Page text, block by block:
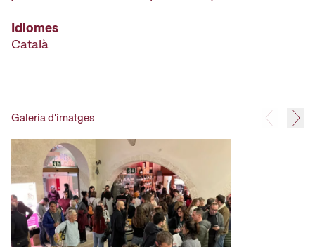
Idiomes
Català
Galeria d'imatges